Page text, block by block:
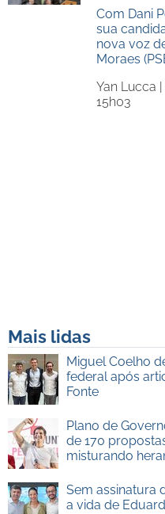
Com Dani
sua
nova voz
Moraes
Yan Lucca |
15h03
Mais lidas
Miguel Coelho
federal após
Fonte
Plano de
de 170
misturando
Sem assinatura
a vida de